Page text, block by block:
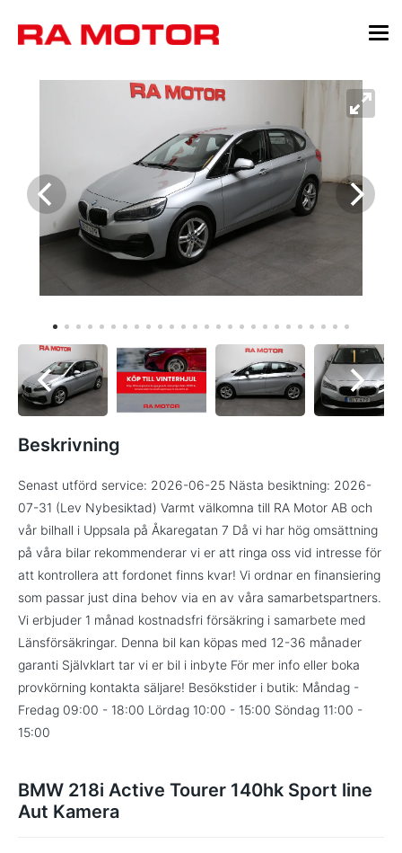
Beskrivning
Senast utförd service: 2026-06-25 Nästa besiktning: 2026-
07-31 (Lev Nybesiktad) Varmt välkomna till RA Motor AB och
vår bilhall i Uppsala på Åkaregatan 7 Då vi har hög omsättning
på våra bilar rekommenderar vi er att ringa oss vid intresse för
att kontrollera att fordonet finns kvar! Vi ordnar en finansiering
som passar just dina behov via en av våra samarbetspartners.
Vi erbjuder 1 månad kostnadsfri försäkring i samarbete med
Länsförsäkringar. Denna bil kan köpas med 12-36 månader
garanti Självklart tar vi er bil i inbyte För mer info eller boka
provkörning kontakta säljare! Besökstider i butik: Måndag -
Fredag 09:00 - 18:00 Lördag 10:00 - 15:00 Söndag 11:00 -
15:00
BMW 218i Active Tourer 140hk Sport line
Aut Kamera